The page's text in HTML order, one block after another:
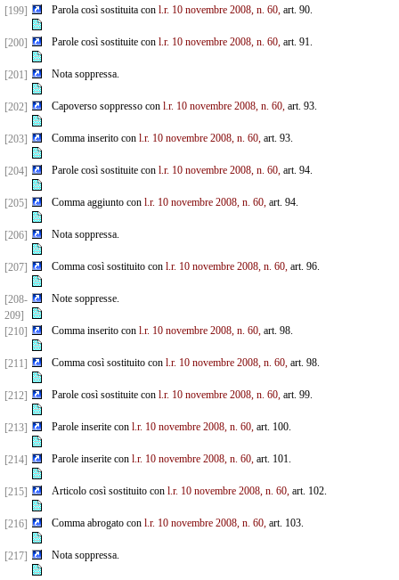
[199]
Parola così sostituita con l.r. 10 novembre 2008, n. 60,art. 90.
[200] Parole così sostituite con l.r. 10 novembre 2008, n. 60,art. 91.
[201] Nota soppressa.
[202] Capoverso soppresso con l.r. 10 novembre 2008, n. 60,art. 93.
[203] Comma inserito con l.r. 10 novembre 2008, n. 60,art. 93.
[204] Parole così sostituite con l.r. 10 novembre 2008, n. 60,art. 94.
[205] Comma aggiunto con l.r. 10 novembre 2008, n. 60,art. 94.
[206] Nota soppressa.
[207] Comma così sostituito con l.r. 10 novembre 2008, n. 60,art. 96.
[208-
209]
Note soppresse.
[210] Comma inserito con l.r. 10 novembre 2008, n. 60,art. 98.
[211] Comma così sostituito con l.r. 10 novembre 2008, n. 60,art. 98.
[212] Parole così sostituite con l.r. 10 novembre 2008, n. 60,art. 99.
[213] Parole inserite con l.r. 10 novembre 2008, n. 60,art. 100.
[214] Parole inserite con l.r. 10 novembre 2008, n. 60,art. 101.
[215] Articolo così sostituito con l.r. 10 novembre 2008, n. 60,art. 102.
[216] Comma abrogato con l.r. 10 novembre 2008, n. 60,art. 103.
[217] Nota soppressa.